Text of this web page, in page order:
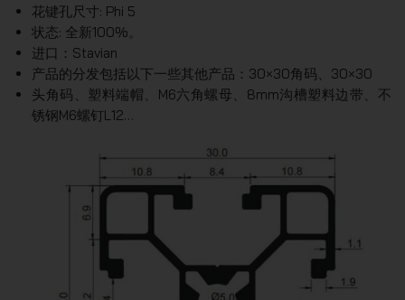
花键孔尺寸: Phi 5
状态: 全新100%。
进口：Stavian
产品的分发包括以下一些其他产品：30×30角码、30×30
头角码、塑料端帽、M6六角螺母、8mm沟槽塑料边带、不
锈钢M6螺钉L12…